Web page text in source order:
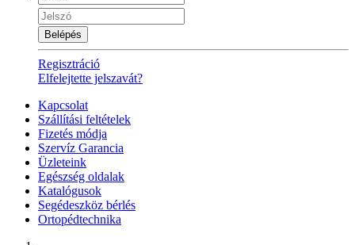
Belépés
Regisztráció
Elfelejtette jelszavát?
Kapcsolat
Szállítási feltételek
Fizetés módja
Szervíz Garancia
Üzleteink
Egészség oldalak
Katalógusok
Segédeszköz bérlés
Ortopédtechnika